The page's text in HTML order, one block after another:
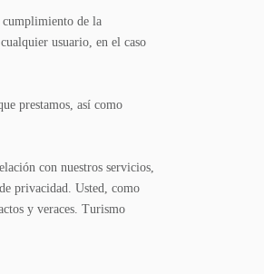
cumplimiento de la
usuario, en el caso
prestamos, así como
con nuestros servicios,
privacidad. Usted, como
y veraces. Turismo